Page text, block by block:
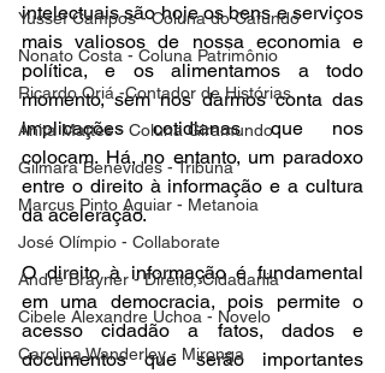
Yussef Campos - Coluna do Cafundó
Nonato Costa - Coluna Patrimônio
Ricardo Oriá -Contador de Histórias
Anita Mattes - Coluna Giramundo
Gilmara Benevides - Tribuna
Marcus Pinto Aguiar - Metanoia
José Olímpio - Collaborate
André Brayner - Direito, Cidadania
Cibele Alexandre Uchoa - Novelo
Carolina Wanderley - Mironga
intelectuais são hoje os bens e serviços
mais valiosos de nossa economia e
política, e os alimentamos a todo
momento, sem nos darmos conta das
implicações cotidianas que nos
colocam. Há, no entanto, um paradoxo
entre o direito à informação e a cultura
da aceleração.
O direito à informação é fundamental
em uma democracia, pois permite o
acesso cidadão a fatos, dados e
documentos que serão importantes